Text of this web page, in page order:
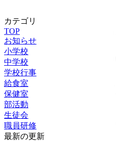
カテゴリ
TOP
お知らせ
小学校
中学校
学校行事
給食室
保健室
部活動
生徒会
職員研修
最新の更新